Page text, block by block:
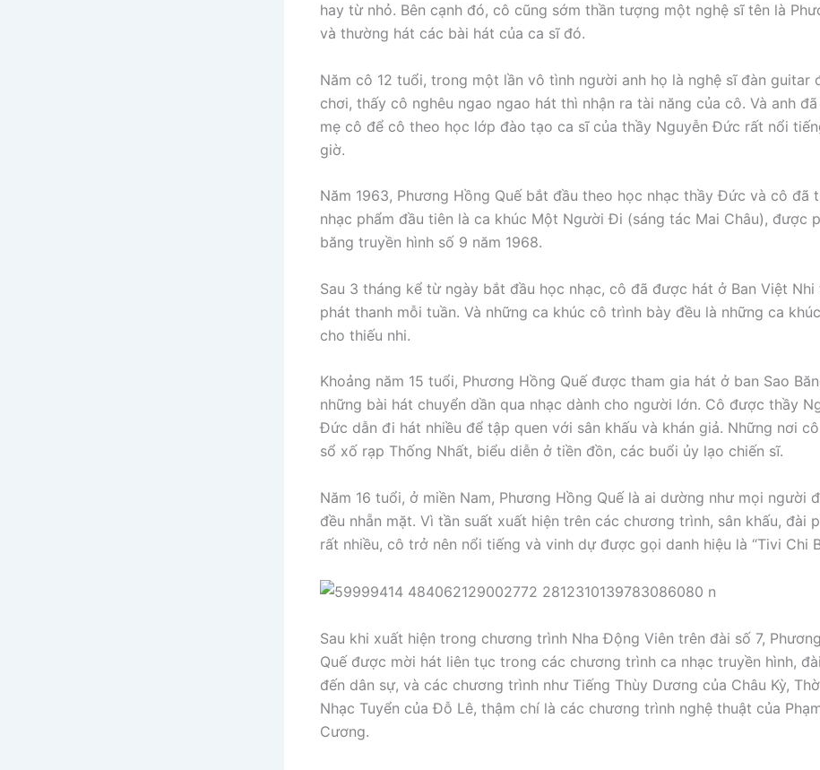
hay từ nhỏ. Bên cạnh đó, cô cũng sớm thần tượng một nghệ sĩ tên là
và thường hát các bài hát của ca sĩ đó.
Năm cô 12 tuổi, trong một lần vô tình người anh họ là nghệ sĩ đàn guitar
chơi, thấy cô nghêu ngao ngao hát thì nhận ra tài năng của cô. Và anh
mẹ cô để cô theo học lớp đào tạo ca sĩ của thầy Nguyễn Đức rất nổi
giờ.
Năm 1963, Phương Hồng Quế bắt đầu theo học nhạc thầy Đức và cô đã
nhạc phẩm đầu tiên là ca khúc Một Người Đi (sáng tác Mai Châu), được
băng truyền hình số 9 năm 1968.
Sau 3 tháng kể từ ngày bắt đầu học nhạc, cô đã được hát ở Ban Việt Nhi
phát thanh mỗi tuần. Và những ca khúc cô trình bày đều là những ca
cho thiếu nhi.
Khoảng năm 15 tuổi, Phương Hồng Quế được tham gia hát ở ban Sao
những bài hát chuyển dần qua nhạc dành cho người lớn. Cô được thầy
Đức dẫn đi hát nhiều để tập quen với sân khấu và khán giả. Những nơi
sổ xố rạp Thống Nhất, biểu diễn ở tiền đồn, các buổi ủy lạo chiến sĩ.
Năm 16 tuổi, ở miền Nam, Phương Hồng Quế là ai dường như mọi người
đều nhẵn mặt. Vì tần suất xuất hiện trên các chương trình, sân khấu, đài
rất nhiều, cô trở nên nổi tiếng và vinh dự được gọi danh hiệu là “Tivi Chi
Sau khi xuất hiện trong chương trình Nha Động Viên trên đài số 7,
Quế được mời hát liên tục trong các chương trình ca nhạc truyền hình,
đến dân sự, và các chương trình như Tiếng Thùy Dương của Châu Kỳ,
Nhạc Tuyển của Đỗ Lê, thậm chí là các chương trình nghệ thuật của
Cương.